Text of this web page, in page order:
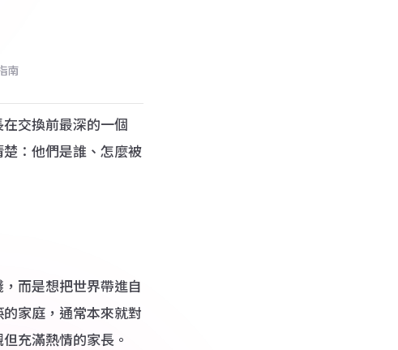
南
交換前最深的一個
：他們是誰、怎麼被
而是想把世界帶進自
家庭，通常本來就對
充滿熱情的家長。